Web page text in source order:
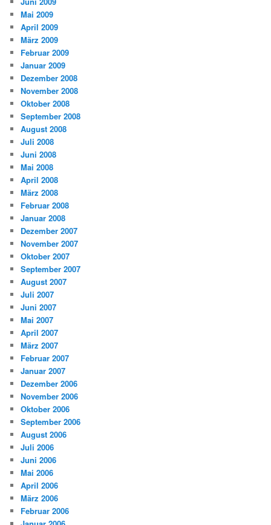
Mai 2009
April 2009
März 2009
Februar 2009
Januar 2009
Dezember 2008
November 2008
Oktober 2008
September 2008
August 2008
Juli 2008
Juni 2008
Mai 2008
April 2008
März 2008
Februar 2008
Januar 2008
Dezember 2007
November 2007
Oktober 2007
September 2007
August 2007
Juli 2007
Juni 2007
Mai 2007
April 2007
März 2007
Februar 2007
Januar 2007
Dezember 2006
November 2006
Oktober 2006
September 2006
August 2006
Juli 2006
Juni 2006
Mai 2006
April 2006
März 2006
Februar 2006